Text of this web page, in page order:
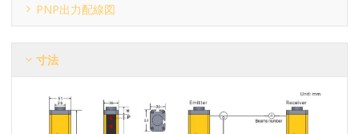
PNP出力配線図
寸法